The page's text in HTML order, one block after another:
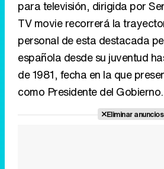
como Presidente del Gobierno.
Eliminar anuncios